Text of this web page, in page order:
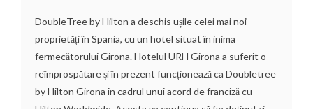
DoubleTree by Hilton a deschis ușile celei mai noi
proprietăți în Spania, cu un hotel situat în inima
fermecătorului Girona. Hotelul URH Girona a suferit o
reîmprospătare și în prezent funcționează ca Doubletree
by Hilton Girona în cadrul unui acord de franciză cu